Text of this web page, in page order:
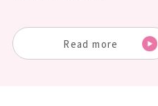
Read more